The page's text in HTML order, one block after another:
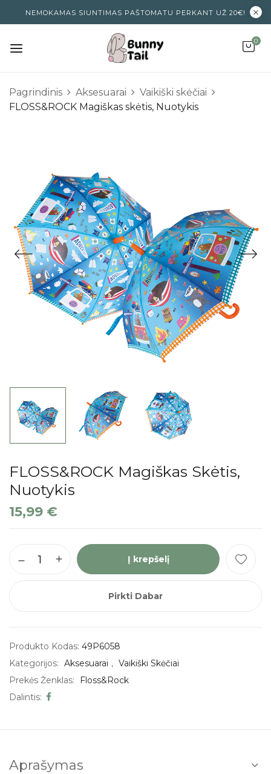
NEMOKAMAS SIUNTIMAS PAŠTOMATU PERKANT UŽ 20€!
0
Pagrindinis Aksesuarai
Vaikiški skėčiai
FLOSS&ROCK Magiškas skėtis, Nuotykis
FLOSS&ROCK Magiškas Skėtis,
Nuotykis
15,99 €
Į krepšelį
Pirkti Dabar
Produkto Kodas: 49P6058
Kategorijos: Aksesuarai , Vaikiški Skėčiai
Prekės Ženklas:
Floss&Rock
Dalintis:
Aprašymas